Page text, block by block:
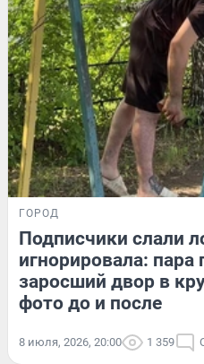
ГОРОД
Подписчики слали
игнорировала: пара
заросший двор в
фото до и после
8 июля, 2026, 20:00 1 359